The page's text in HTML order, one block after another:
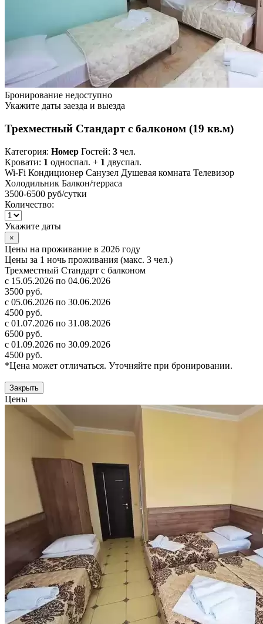
Бронирование недоступно
Укажите даты заезда и выезда
Трехместный Стандарт с балконом (19 кв.м)
Категория: Номер Гостей: 3 чел.
Кровати: 1 односпал. + 1 двуспал.
Wi-Fi Кондиционер Санузел Душевая комната Телевизор
Холодильник Балкон/терраса
3500-6500 руб/сутки
Количество:
Укажите даты
×
Цены на проживание в 2026 году
Цены за 1 ночь проживания (макс. 3 чел.)
Трехместный Стандарт с балконом
с 15.05.2026 по 04.06.2026
3500 руб.
с 05.06.2026 по 30.06.2026
4500 руб.
с 01.07.2026 по 31.08.2026
6500 руб.
с 01.09.2026 по 30.09.2026
4500 руб.
*Цена может отличаться. Уточняйте при бронировании.
Закрыть
Цены